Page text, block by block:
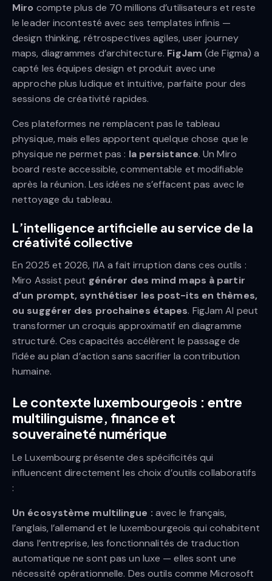
Miro compte plus de 70 millions d’utilisateurs et reste
le leader incontesté avec ses templates infinis —
design thinking, rétrospectives agiles, user journey
maps, diagrammes d’architecture. FigJam (de Figma) a
capté les équipes design et produit avec une
approche plus ludique et intuitive, parfaite pour des
sessions de créativité rapides.
Ces plateformes ne remplacent pas le tableau
physique, mais elles apportent quelque chose que le
physique ne permet pas : la persistance. Un Miro
board reste accessible, commentable et modifiable
après la réunion. Les idées ne s’effacent pas avec le
nettoyage du tableau.
L’intelligence artificielle au service de la
créativité collective
En 2025 et 2026, l’IA a fait irruption dans ces outils :
Miro Assist peut générer des mind maps à partir
d’un prompt, synthétiser les post-its en thèmes,
ou suggérer des prochaines étapes. FigJam AI peut
transformer un croquis approximatif en diagramme
structuré. Ces capacités accélèrent le passage de
l’idée au plan d’action sans sacrifier la contribution
humaine.
Le contexte luxembourgeois : entre
multilinguisme, finance et
souveraineté numérique
Le Luxembourg présente des spécificités qui
influencent directement les choix d’outils collaboratifs
:
Un écosystème multilingue : avec le français,
l’anglais, l’allemand et le luxembourgeois qui cohabitent
dans l’entreprise, les fonctionnalités de traduction
automatique ne sont pas un luxe — elles sont une
nécessité opérationnelle. Des outils comme Microsoft